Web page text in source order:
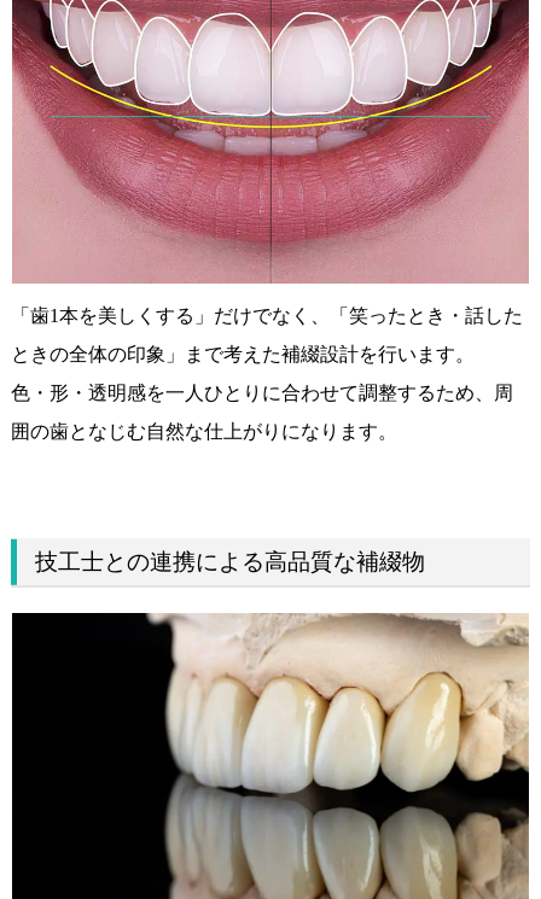
「歯1本を美しくする」だけでなく、「笑ったとき・話した
ときの全体の印象」まで考えた補綴設計を行います。
色・形・透明感を一人ひとりに合わせて調整するため、周
囲の歯となじむ自然な仕上がりになります。
技工士との連携による高品質な補綴物